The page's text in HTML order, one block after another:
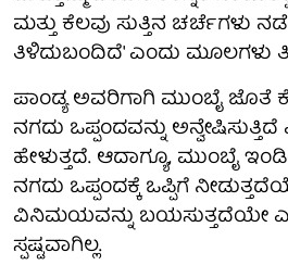
ಮತ್ತು ಕೆಲವು ಸುತ್ತಿನ ಚರ್ಚೆಗಳು
ತಿಳಿದುಬಂದಿದೆ' ಎಂದು ಮೂಲಗಳು
ಪಾಂಡ್ಯ ಅವರಿಗಾಗಿ ಮುಂಬೈ
ನಗದು ಒಪ್ಪಂದವನ್ನು
ಹೇಳುತ್ತದೆ. ಆದಾಗ್ಯೂ, ಮುಂಬೈ
ನಗದು ಒಪ್ಪಂದಕ್ಕೆ ಒಪ್ಪಿಗೆ
ವಿನಿಮಯವನ್ನು ಬಯಸುತ್ತದೆಯೇ
ಸ್ಪಷ್ಟವಾಗಿಲ್ಲ.